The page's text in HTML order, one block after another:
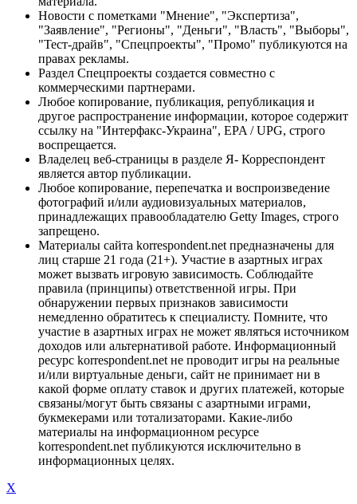
Новости с пометками "Мнение", "Экспертиза",
"Заявление", "Регионы", "Деньги", "Власть", "Выборы",
"Тест-драйв", "Спецпроекты", "Промо" публикуются на
правах рекламы.
Раздел Спецпроекты создается совместно с
коммерческими партнерами.
Любое копирование, публикация, републикация и
другое распространение информации, которое содержит
ссылку на "Интерфакс-Украина", EPA / UPG, строго
воспрещается.
Владелец веб-страницы в разделе Я- Корреспондент
является автор публикации.
Любое копирование, перепечатка и воспроизведение
фотографий и/или аудиовизуальных материалов,
принадлежащих правообладателю Getty Images, строго
запрещено.
Материалы сайта korrespondent.net предназначены для
лиц старше 21 года (21+). Участие в азартных играх
может вызвать игровую зависимость. Соблюдайте
правила (принципы) ответственной игры. При
обнаружении первых признаков зависимости
немедленно обратитесь к специалисту. Помните, что
участие в азартных играх не может являться источником
доходов или альтернативой работе. Информационный
ресурс korrespondent.net не проводит игры на реальные
и/или виртуальные деньги, сайт не принимает ни в
какой форме оплату ставок и других платежей, которые
связаны/могут быть связаны с азартными играми,
букмекерами или тотализаторами. Какие-либо
материалы на информационном ресурсе
korrespondent.net публикуются исключительно в
информационных целях.
X